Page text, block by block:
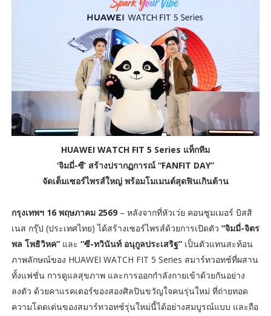
HUAWEI WATCH FIT 5 Series แท็กทีม
‘จิมมี่-ซี’ สร้างปรากฏการณ์ “FANFIT DAY”
จัดเต็มเซอร์ไพรส์ใหญ่ พร้อมโมเมนต์สุดฟินเกินต้าน
กรุงเทพฯ 16 พฤษภาคม 2569– หลังจากที่หัวเว่ย คอนซูมเมอร์ บิสสิ
เนส กรุ๊ป (ประเทศไทย) ได้สร้างเซอร์ไพรส์ด้วยการเปิดตัว “จิมมี่-จิตร
พล โพธิวิหค” และ “ซี-ทวินันท์ อนุกูลประเสริฐ” เป็นตัวแทนสะท้อน
ภาพลักษณ์ของ HUAWEI WATCH FIT 5 Series สมาร์ทวอทช์ที่ผสาน
ทั้งแฟชั่น การดูแลสุขภาพ และการออกกำลังกายเข้าด้วยกันอย่าง
ลงตัว ด้วยคาแรคเตอร์ของสองศิลปินขวัญใจคนรุ่นใหม่ ที่ถ่ายทอด
ความโดดเด่นของสมาร์ทวอทช์รุ่นใหม่นี้ได้อย่างสมบูรณ์แบบ และถือ